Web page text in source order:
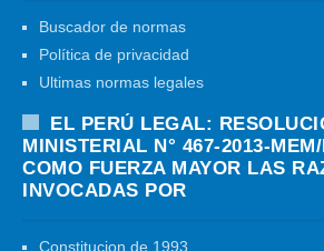
Buscador de normas
Política de privacidad
Ultimas normas legales
EL PERÚ LEGAL:
MINISTERIAL N° 467-2013-
COMO FUERZA MAYOR LAS
INVOCADAS POR
Constitucion de 1993